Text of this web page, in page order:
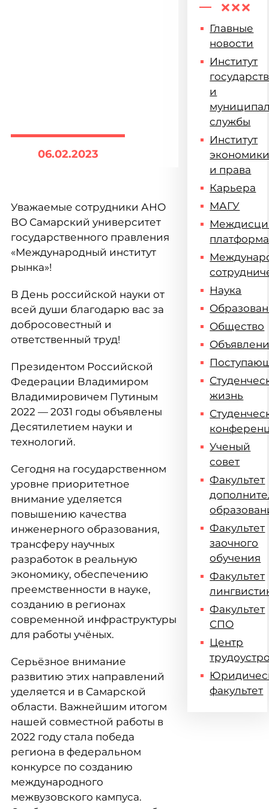
06.02.2023
Уважаемые сотрудники АНО
ВО Самарский университет
государственного правления
«Международный институт
рынка»!
В День российской науки от
всей души благодарю вас за
добросовестный и
ответственный труд!
Президентом Российской
Федерации Владимиром
Владимировичем Путиным
2022 — 2031 годы объявлены
Десятилетием науки и
технологий.
Сегодня на государственном
уровне приоритетное
внимание уделяется
повышению качества
инженерного образования,
трансферу научных
разработок в реальную
экономику, обеспечению
преемственности в науке,
созданию в регионах
современной инфраструктуры
для работы учёных.
Серьёзное внимание
развитию этих направлений
уделяется и в Самарской
области. Важнейшим итогом
нашей совместной работы в
2022 году стала победа
региона в федеральном
конкурсе по созданию
международного
межвузовского кампуса.
Главные
новости
Институт
и
службы
Институт
и права
Карьера
МАГУ
платформа
Наука
Общество
жизнь
Ученый
совет
Факультет
Факультет
заочного
обучения
Факультет
Факультет
СПО
Центр
факультет